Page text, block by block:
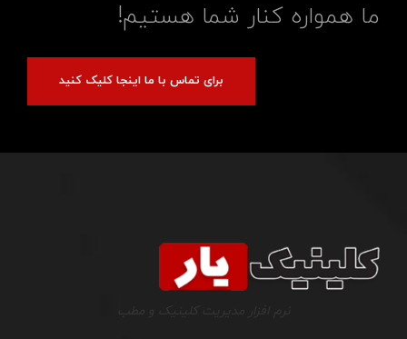
ما همواره کنار شما هستیم!
برای تماس با ما اینجا کلیک کنید